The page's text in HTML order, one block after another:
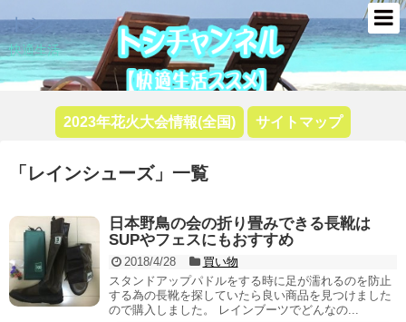
トシ
快適生活
2023年花火大会情報(全国) サイトマップ
「 レインシューズ」 一覧
日本野鳥の会の折り畳みできる長靴は
SUPやフェスにもおすすめ
2018/4/28
買い物
スタンドアップパドルをする時に足が濡れるのを防止
する為の長靴を探していたら良い商品を見つけました
ので購入しました。 レインブーツでどんなの...